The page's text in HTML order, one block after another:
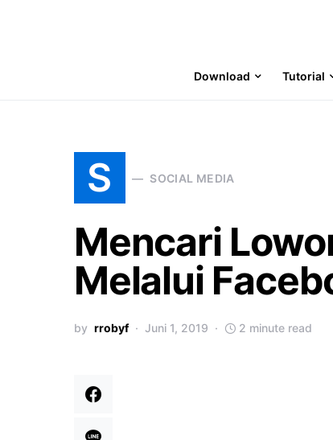
Download Tutorial
S SOCIAL MEDIA
Mencari
Melalui
by rrobyf Juni 1, 2019 2 minute read